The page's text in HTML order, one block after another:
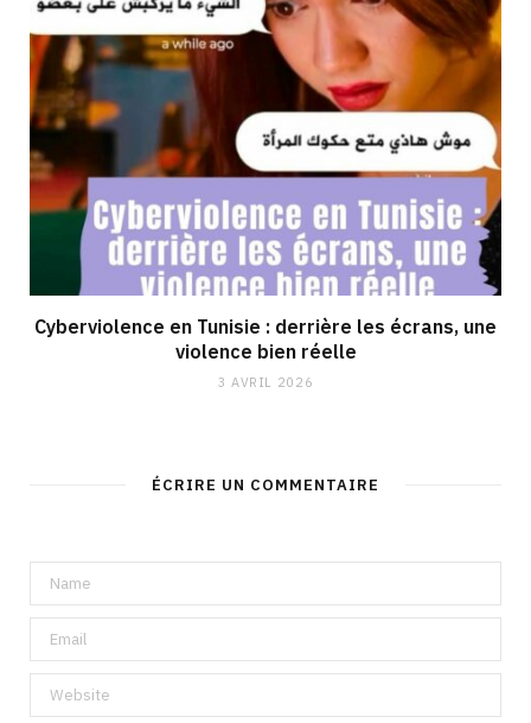
Cyberviolence en Tunisie : derrière les écrans, une
violence bien réelle
3 AVRIL 2026
ÉCRIRE UN COMMENTAIRE